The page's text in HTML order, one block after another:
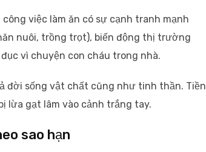
công việc làm ăn có sự cạnh tranh mạnh
nuôi, trồng trọt), biến động thị trường
vì chuyện con cháu trong nhà.
đời sống vật chất cũng như tinh thần. Tiền
lừa gạt lâm vào cảnh trắng tay.
sao hạn